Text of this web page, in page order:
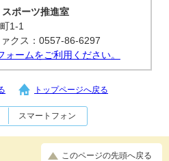
ポーツ推進室
1-1
クス：0557-86-6297
ームをご利用ください。
トップページへ戻る
スマートフォン
このページの先頭へ戻る